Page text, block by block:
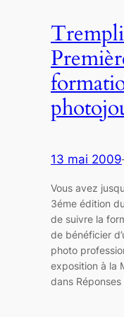
13 mai 2009
Vous avez
3éme édition
de suivre la
de bénéficier
photo
exposition à la
dans